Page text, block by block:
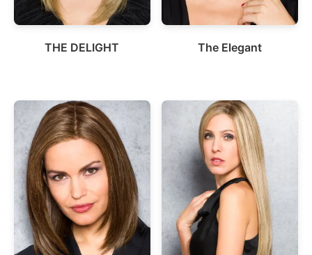
THE DELIGHT The Elegant